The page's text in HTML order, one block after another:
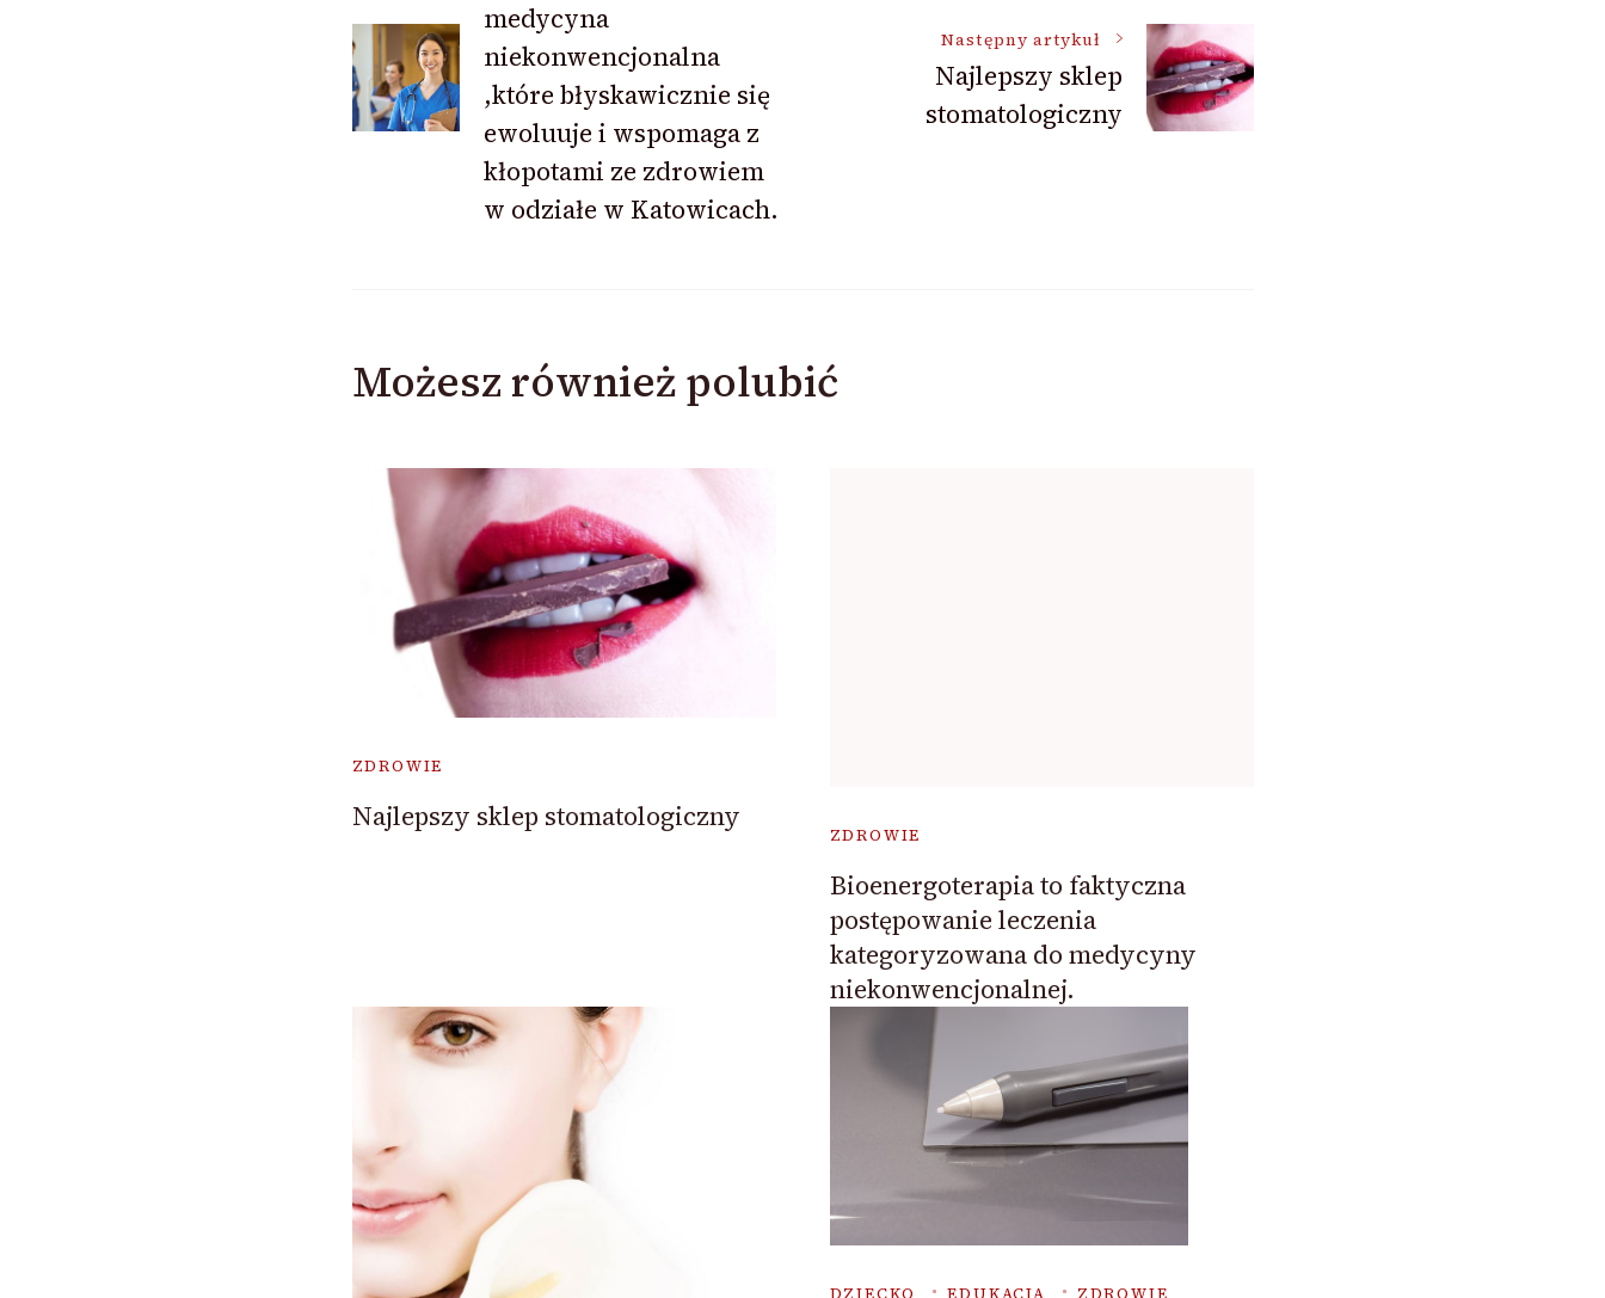
wpisumedycyna
niekonwencjonalna
,które błyskawicznie się
ewoluuje i wspomaga z
kłopotami ze zdrowiem
w odziałe w Katowicach.
Następny artykuł
Najlepszy sklep
stomatologiczny
Możesz również polubić
ZDROWIE
Najlepszy sklep stomatologiczny
ZDROWIE
Bioenergoterapia to faktyczna
postępowanie leczenia
kategoryzowana do medycyny
niekonwencjonalnej.
DZIECKO EDUKACJA ZDROWIE